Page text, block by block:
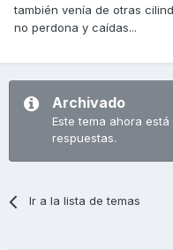
también venía de otras
no perdona y caídas...
Archivado
Este tema ahora
respuestas.
Ir a la lista de temas